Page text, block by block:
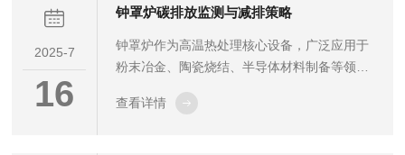
2025-7
16
​钟罩炉碳排放监测与减排策略
钟罩炉作为高温热处理核心设备，广泛应用于
粉末冶金、陶瓷烧结、半导体材料制备等领
运行中因化石能源燃烧、电力间接排放及工艺
查看详情